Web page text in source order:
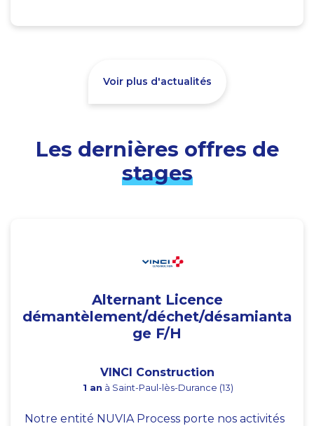
Voir plus d'actualités
Les dernières offres de
stages
Alternant Licence
démantèlement/déchet/désamianta
ge F/H
VINCI Construction
1 an à Saint-Paul-lès-Durance (13)
Notre entité NUVIA Process porte nos activités